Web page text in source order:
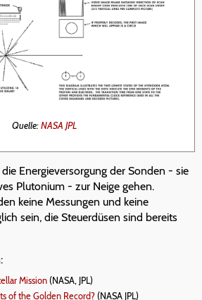
Quelle:NASA JPL
Energieversorgung der Sonden - sie
Plutonium - zur Neige gehen.
keine Messungen und keine
sein, die Steuerdüsen sind bereits
Mission (NASA, JPL)
of the Golden Record? (NASA JPL)